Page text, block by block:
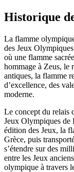
Historique
La flamme
des Jeux
où une flamme
hommage à Zeus, le
antiques, la flamme
d’excellence, des
moderne.
Le concept du relais
Jeux Olympiques de
édition des Jeux, la
Grèce, puis
s’étendre sur des
entre les Jeux
olympique à travers